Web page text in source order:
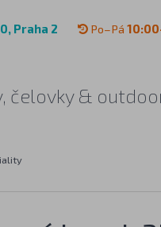
Praha 2 Po–Pá
čelovky &